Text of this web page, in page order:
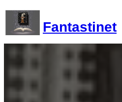
contenu
Fantastinet